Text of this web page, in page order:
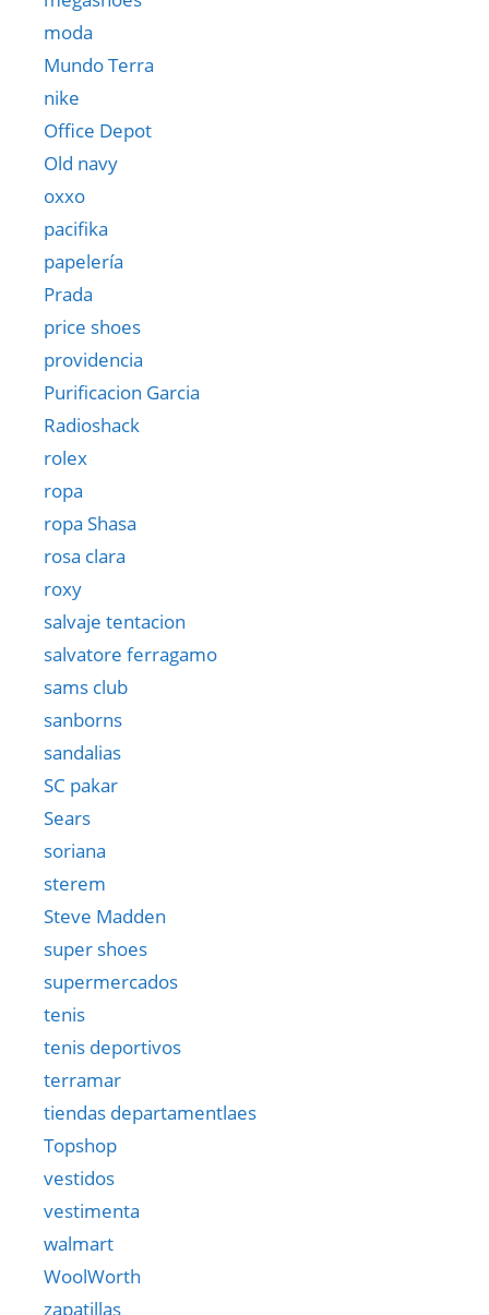
moda
Mundo Terra
nike
Office Depot
Old navy
oxxo
pacifika
papelería
Prada
price shoes
providencia
Purificacion Garcia
Radioshack
rolex
ropa
ropa Shasa
rosa clara
roxy
salvaje tentacion
salvatore ferragamo
sams club
sanborns
sandalias
SC pakar
Sears
soriana
sterem
Steve Madden
super shoes
supermercados
tenis
tenis deportivos
terramar
tiendas departamentlaes
Topshop
vestidos
vestimenta
walmart
WoolWorth
zapatillas